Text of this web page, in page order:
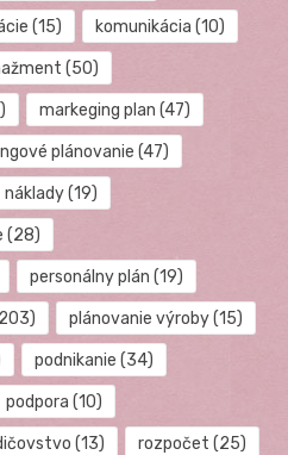
(15) komunikácia (10)
(50)
markeging plan (47)
plánovanie (47)
náklady(19)
(28)
personálny plán (19)
plánovanie výroby(15)
podnikanie (34)
podpora (10)
(13) rozpočet (25)